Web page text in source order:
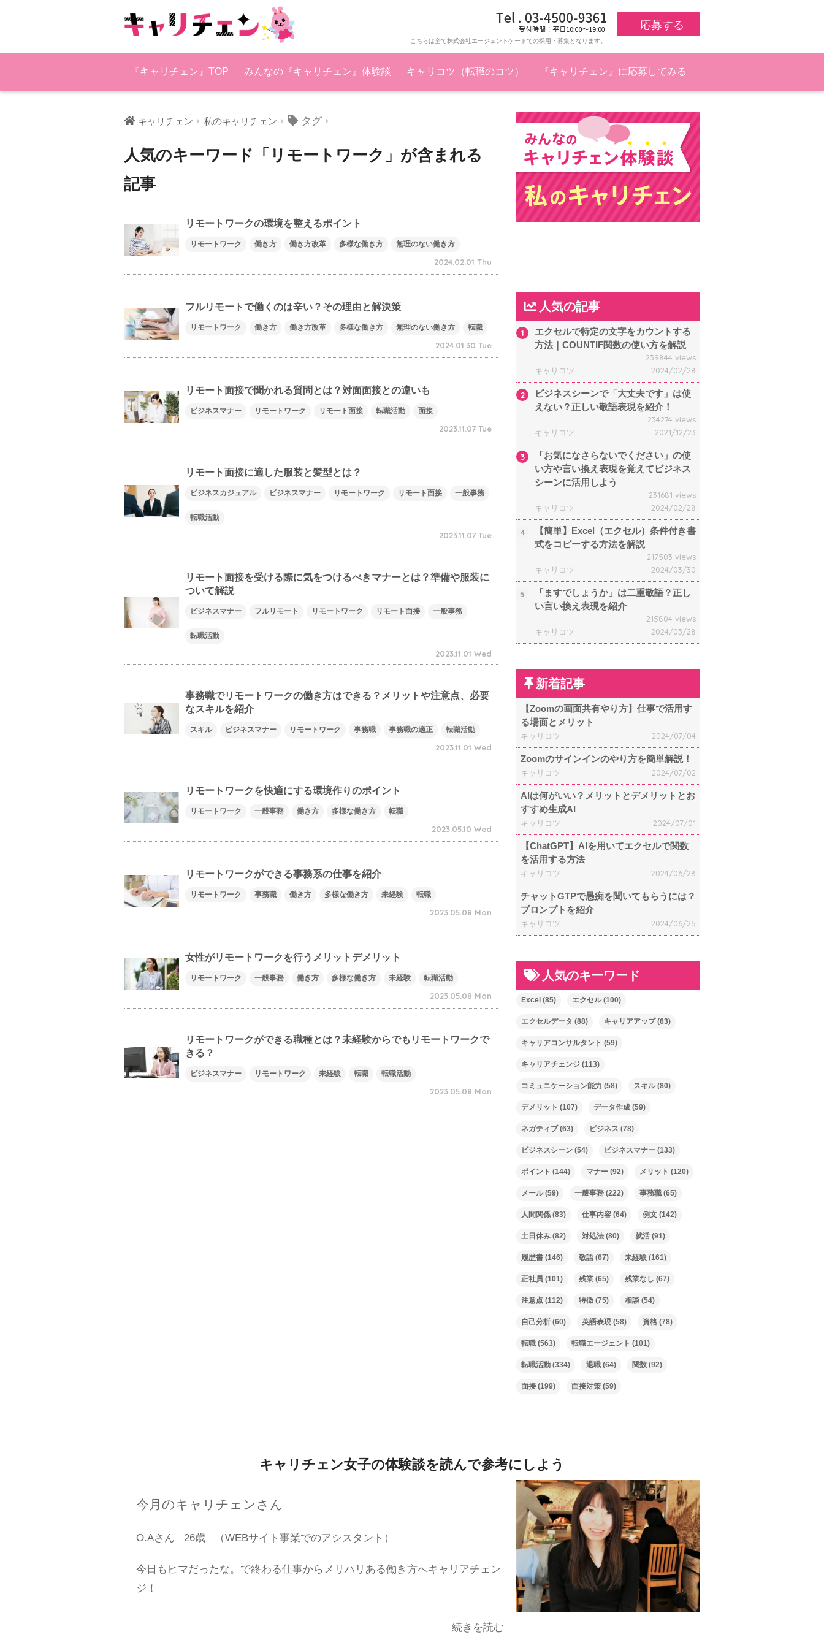
応募する
こちらは全て株式会社エージェントゲートでの採用・募集となります。
『キャリチェン』TOP みんなの『キャリチェン』体験談 キャリコツ（転職のコツ） 『キャリチェン』に応募してみる
キャリチェン 私のキャリチェン タグ
人気のキーワード「リモートワーク」が含まれる
記事
リモートワークの環境を整えるポイント
リモートワーク 働き方 働き方改革 多様な働き方 無理のない働き方
2024.02.01 Thu
フルリモートで働くのは辛い？その理由と解決策
リモートワーク 働き方 働き方改革 多様な働き方 無理のない働き方 転職
2024.01.30 Tue
リモート面接で聞かれる質問とは？対面面接との違いも
ビジネスマナー リモートワーク リモート面接 転職活動 面接
2023.11.07 Tue
リモート面接に適した服装と髪型とは？
ビジネスカジュアル ビジネスマナー リモートワーク リモート面接 一般事務
転職活動
2023.11.07 Tue
リモート面接を受ける際に気をつけるべきマナーとは？準備や服装に
ついて解説
ビジネスマナー フルリモート リモートワーク リモート面接 一般事務
転職活動
2023.11.01 Wed
事務職でリモートワークの働き方はできる？メリットや注意点、必要
なスキルを紹介
スキル ビジネスマナー リモートワーク 事務職 事務職の適正 転職活動
2023.11.01 Wed
リモートワークを快適にする環境作りのポイント
リモートワーク 一般事務 働き方 多様な働き方 転職
2023.05.10 Wed
リモートワークができる事務系の仕事を紹介
リモートワーク 事務職 働き方 多様な働き方 未経験 転職
2023.05.08 Mon
女性がリモートワークを行うメリットデメリット
リモートワーク 一般事務 働き方 多様な働き方 未経験 転職活動
2023.05.08 Mon
リモートワークができる職種とは？未経験からでもリモートワークで
きる？
ビジネスマナー リモートワーク 未経験 転職 転職活動
2023.05.08 Mon
人気の記事
1
エクセルで特定の文字をカウントする
方法｜COUNTIF関数の使い方を解説
239844 views
キャリコツ
2024/02/28
2
ビジネスシーンで「大丈夫です」は使
えない？正しい敬語表現を紹介！
234274 views
キャリコツ
2021/12/23
3
「お気になさらないでください」の使
い方や言い換え表現を覚えてビジネス
シーンに活用しよう
231681 views
キャリコツ
2024/02/28
4
【簡単】Excel（エクセル）条件付き書
式をコピーする方法を解説
217503 views
キャリコツ
2024/03/30
5
「ますでしょうか」は二重敬語？正し
い言い換え表現を紹介
215804 views
キャリコツ
2024/03/28
新着記事
【Zoomの画面共有やり方】仕事で活用す
る場面とメリット
キャリコツ 2024/07/04
Zoomのサインインのやり方を簡単解説！
キャリコツ 2024/07/02
AIは何がいい？メリットとデメリットとお
すすめ生成AI
キャリコツ 2024/07/01
【ChatGPT】AIを用いてエクセルで関数
を活用する方法
キャリコツ 2024/06/28
チャットGTPで愚痴を聞いてもらうには？
プロンプトを紹介
キャリコツ 2024/06/25
人気のキーワード
Excel (85) エクセル(100)
エクセルデータ (88) キャリアアップ(63)
キャリアコンサルタント (59)
キャリアチェンジ (113)
コミュニケーション能力 (58) スキル(80)
デメリット (107) データ作成 (59)
ネガティブ(63) ビジネス (78)
ビジネスシーン (54) ビジネスマナー (133)
ポイント (144) マナー (92) メリット (120)
メール(59) 一般事務 (222) 事務職 (65)
人間関係 (83) 仕事内容 (64) 例文 (142)
土日休み (82) 対処法 (80) 就活 (91)
履歴書 (146) 敬語 (67) 未経験 (161)
正社員 (101) 残業 (65) 残業なし (67)
注意点 (112) 特徴 (75) 相談 (54)
自己分析 (60) 英語表現(58) 資格 (78)
転職 (563) 転職エージェント (101)
転職活動 (334) 退職 (64) 関数 (92)
面接 (199) 面接対策 (59)
キャリチェン女子の体験談を読んで参考にしよう
今月のキャリチェンさん
O.Aさん 26歳 （WEBサイト事業でのアシスタント）
今日もヒマだったな。で終わる仕事からメリハリある働き方へキャリアチェン
ジ！
続きを読む